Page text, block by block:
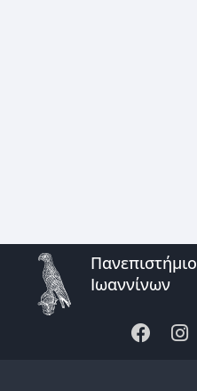
Πανεπιστήμιο
Ιωαννίνων